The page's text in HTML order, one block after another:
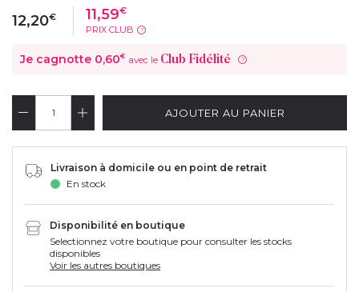
12,20€ 11,59€
PRIX CLUB ?
Je cagnotte 0,60€ avec le Club Fidélité ?
AJOUTER AU PANIER
Livraison à domicile ou en point de retrait
En stock
Disponibilité en boutique
Selectionnez votre boutique pour consulter les stocks
disponibles
Voir les autres boutiques